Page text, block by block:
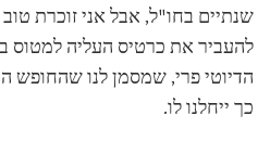
שנתיים בחו"ל, אבל אני זוכרת
להעביר את כרטיס העליה למטוס
הדיוטי פרי, שמסמן לנו שהחופש
כך ייחלנו לו.